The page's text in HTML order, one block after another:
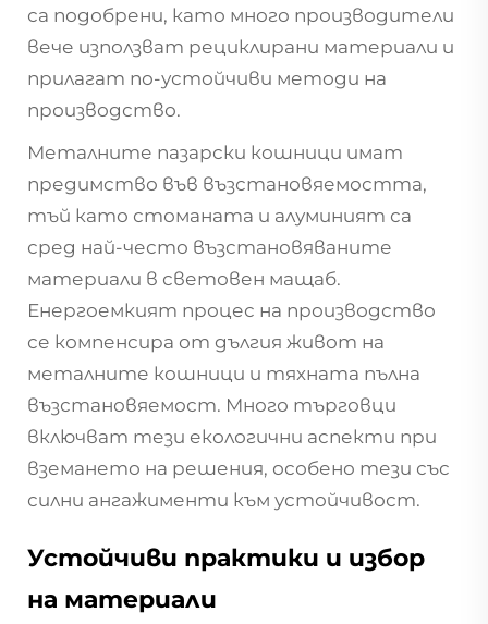
са подобрени, като много производители
вече използват рециклирани материали и
прилагат по-устойчиви методи на
производство.
Металните пазарски кошници имат
предимство във възстановяемостта,
тъй като стоманата и алуминият са
сред най-често възстановяваните
материали в световен мащаб.
Енергоемкият процес на производство
се компенсира от дългия живот на
металните кошници и тяхната пълна
възстановяемост. Много търговци
включват тези екологични аспекти при
вземането на решения, особено тези със
силни ангажименти към устойчивост.
Устойчиви практики и избор
на материали